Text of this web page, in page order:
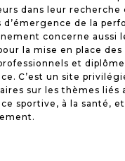
dans leur recherche
d’émergence de la
concerne aussi
la mise en place
et
C’est un site
sur les thèmes liés
sportive, à la santé, et